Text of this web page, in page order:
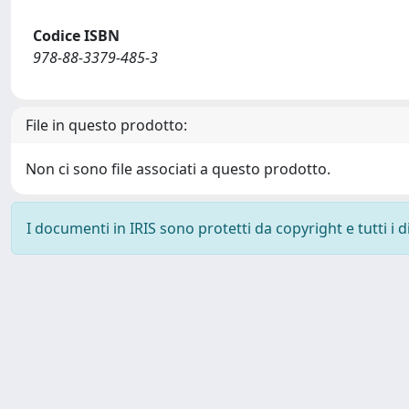
Codice ISBN
978-88-3379-485-3
File in questo prodotto:
Non ci sono file associati a questo prodotto.
I documenti in IRIS sono protetti da copyright e tutti i